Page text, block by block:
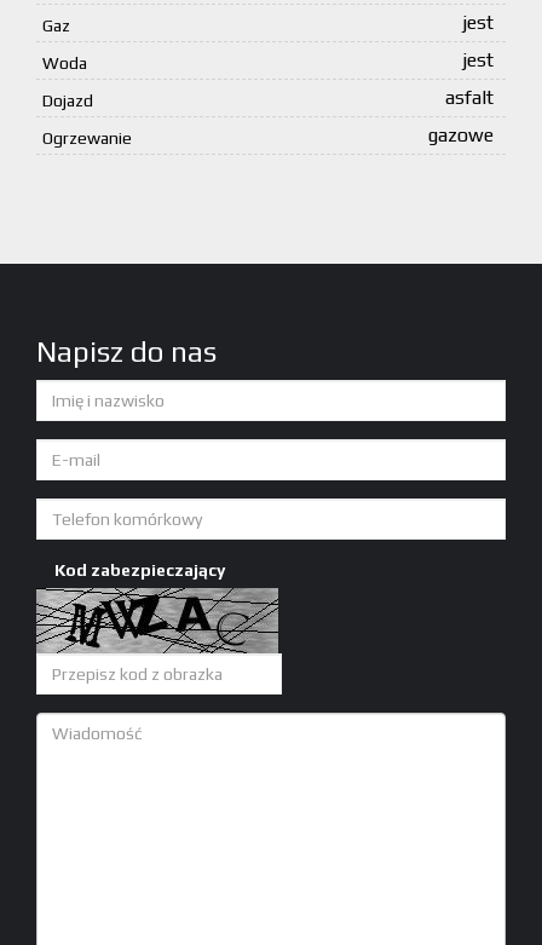
Gaz jest
Woda jest
Dojazd asfalt
Ogrzewanie gazowe
Napisz do nas
Kod zabezpieczający